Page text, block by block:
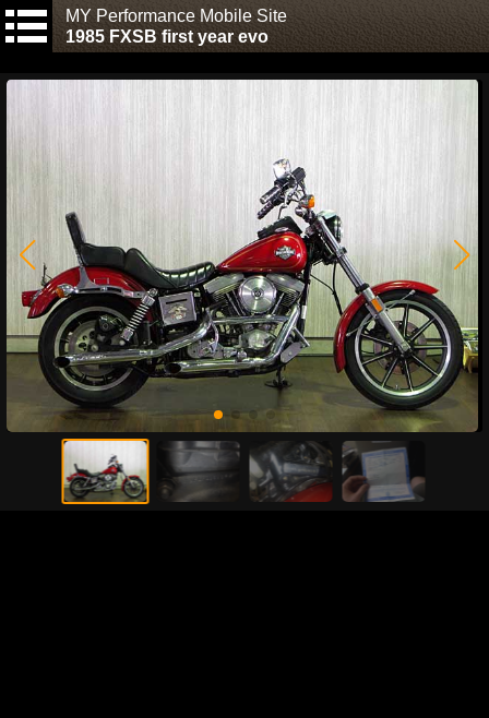
MY Performance Mobile Site
1985 FXSB first year evo